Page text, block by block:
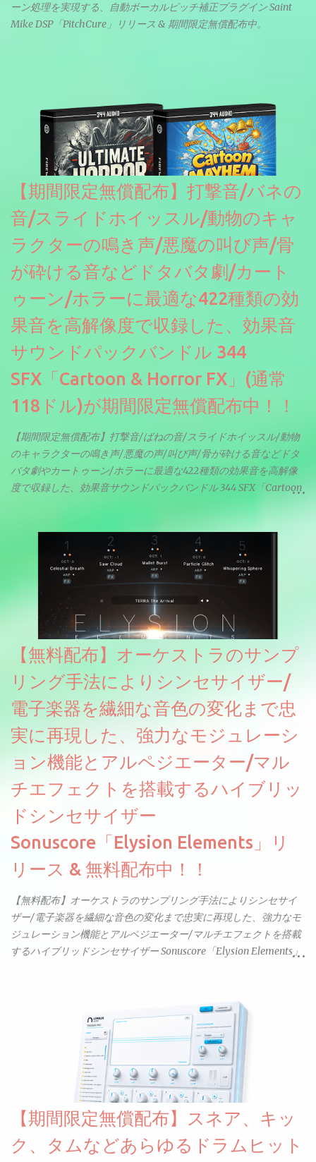
ーン処理を実現する、自動ボーカルピッチ補正プラグイン Saint
Mike DSP「PitchCure」リリース & 期間限定無償配布中。
【期間限定無償配布】打撃音/バネの
音/スライドホイッスル/動物のキャ
ラクターの鳴き声/悪魔の叫び声/骨
が砕ける音などドタバタ劇/カート
ゥーン/ホラーに最適な422種類の効
果音を高解像度で収録した、効果音
サウンドパックバンドル 344
SFX「Cartoon & Horror FX」(通常
118ドル)が期間限定無償配布中！！
【期間限定無償配布】打撃音/ばねの音/スライドホイッスル/動物
のキャラクターの鳴き声/悪魔の声/叫び声/骨が砕ける音などドタ
バタ劇やカートゥーン/ホラーに最適な422種類の効果音を高解像
度で収録した、効果音サウンドパックバンドル 344 SFX「Cartoon
【無料配布】オーケストラのサンプ
リング手法によりシンセサイザー/
電子楽器を繊細な音色の変化まで忠
実に再現した、強力なモジュレーシ
ョン機能とアルペジエーター/マル
チエフェクトを搭載するハイブリッ
ドシンセサイザー
Sonuscore「Elysion Elements」リ
リース & 無料配布中！！
【無料配布】オーケストラのサンプリング手法によりシンセサイ
ザー/電子楽器を繊細な音色の変化まで忠実に再現した、強力なモ
ジュレーション機能とアルペジエーター/マルチエフェクトを搭載
するハイブリッドシンセサイザー Sonuscore「Elysion Elements」
えるようになっています。総容量も7GBを超えます。複数の設定に
より音色が作りこまれているため、あらかじめアルペジオがプロ
グラムされているプリセットも多いですが、アルペジオを切るこ
とももちろんできます。 ほとんどのシンセライブラリは、音を一
度サンプリングしてベロシティで音量を調整します。 しかし、
ELYSIONは違います。ビンテージシンセを含む様々な音源から、
複数のベロシティレイヤーにわたって録音し、各レイヤーを整形
することで、弱く演奏した場合と強く演奏した場合で、全く異な
る音色が得られます。単に音量を変えただけの同じ音ではありま
せん。
【期間限定無償配布】スネア、キッ
ク、タムなどあらゆるドラムヒット